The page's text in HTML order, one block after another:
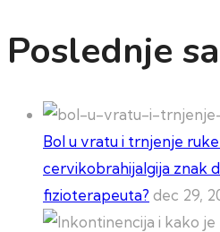
Poslednje
Bol u vratu i trnjenje
cervikobrahijalgija znak
fizioterapeuta? dec 29,